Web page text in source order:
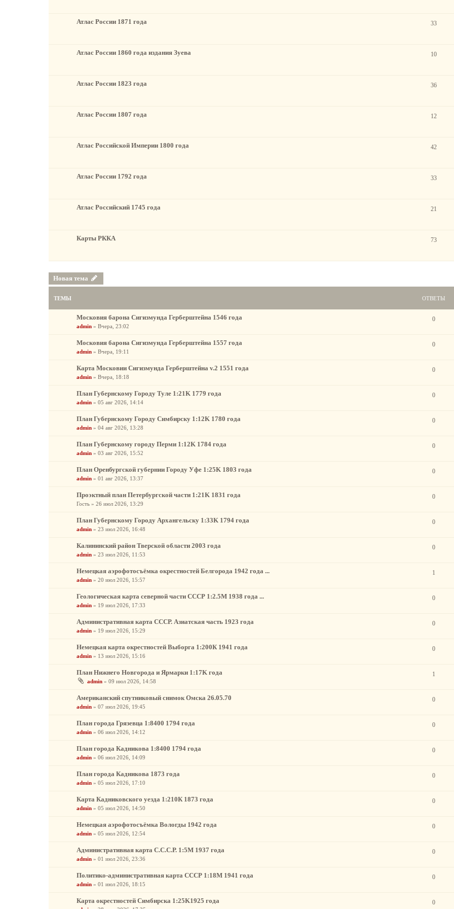
Атлас России 1871 года 33
Атлас России 1860 года издания Зуева 10
Атлас России 1823 года 36
Атлас России 1807 года 12
Атлас Российской Империи 1800 года 42
Атлас России 1792 года 33
Атлас Российский 1745 года 21
Карты РККА 73
Новая тема
ТЕМЫ ОТВЕТЫ
Московия барона Сигизмунда Герберштейна 1546 года
admin » Вчера, 23:02
0
Московия барона Сигизмунда Герберштейна 1557 года
admin » Вчера, 19:11
0
Карта Московии Сигизмунда Герберштейна v.2 1551 года
admin » Вчера, 18:18
0
План Губернскому Городу Туле 1:21K 1779 года
admin » 05 авг 2026, 14:14
0
План Губернскому Городу Симбирску 1:12K 1780 года
admin » 04 авг 2026, 13:28
0
План Губернскому городу Перми 1:12K 1784 года
admin » 03 авг 2026, 15:52
0
План Оренбургской губернии Городу Уфе 1:25K 1803 года
admin » 01 авг 2026, 13:37
0
Проэктный план Петербургской части 1:21K 1831 года
Гость » 26 июл 2026, 13:29
0
План Губернскому Городу Архангельску 1:33K 1794 года
admin » 23 июл 2026, 16:48
0
Калининский район Тверской области 2003 года
admin » 23 июл 2026, 11:53
0
Немецкая аэрофотосъёмка окрестностей Белгорода 1942 года ...
admin » 20 июл 2026, 15:57
1
Геологическая карта северной части СССР 1:2.5М 1938 года ...
admin » 19 июл 2026, 17:33
0
Административная карта СССР. Азиатская часть 1923 года
admin » 19 июл 2026, 15:29
0
Немецкая карта окрестностей Выборга 1:200К 1941 года
admin » 13 июл 2026, 15:16
0
План Нижнего Новгорода и Ярмарки 1:17K года
admin » 09 июл 2026, 14:58
1
Американский спутниковый снимок Омска 26.05.70
admin » 07 июл 2026, 19:45
0
План города Грязевца 1:8400 1794 года
admin » 06 июл 2026, 14:12
0
План города Кадникова 1:8400 1794 года
admin » 06 июл 2026, 14:09
0
План города Кадникова 1873 года
admin » 05 июл 2026, 17:10
0
Карта Кадниковского уезда 1:210К 1873 года
admin » 05 июл 2026, 14:50
0
Немецкая аэрофотосъёмка Вологды 1942 года
admin » 05 июл 2026, 12:54
0
Административная карта С.С.С.Р. 1:5М 1937 года
admin » 01 июл 2026, 23:36
0
Политико-административная карта СССР 1:18М 1941 года
admin » 01 июл 2026, 18:15
0
Карта окрестностей Симбирска 1:25K1925 года 0